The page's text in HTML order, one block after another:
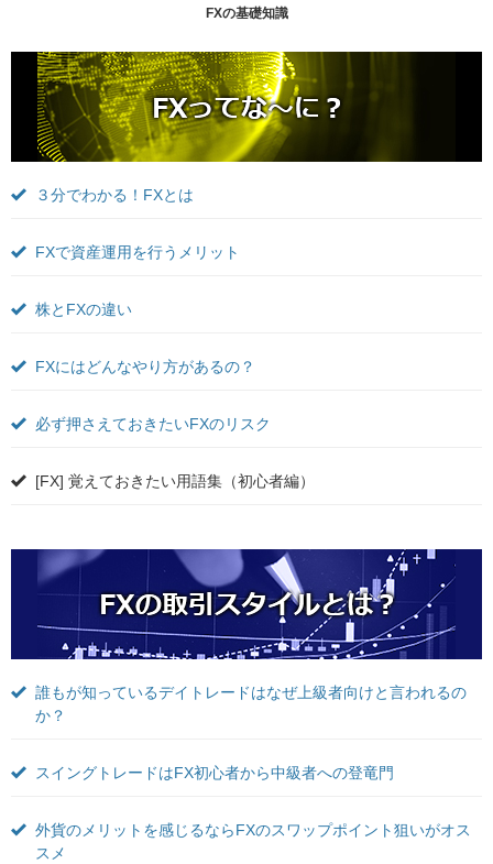
FXの基礎知識
３分でわかる！FXとは
FXで資産運用を行うメリット
株とFXの違い
FXにはどんなやり方があるの？
必ず押さえておきたいFXのリスク
[FX] 覚えておきたい用語集（初心者編）
誰もが知っているデイトレードはなぜ上級者向けと言われるの
か？
スイングトレードはFX初心者から中級者への登竜門
外貨のメリットを感じるならFXのスワップポイント狙いがオス
スメ